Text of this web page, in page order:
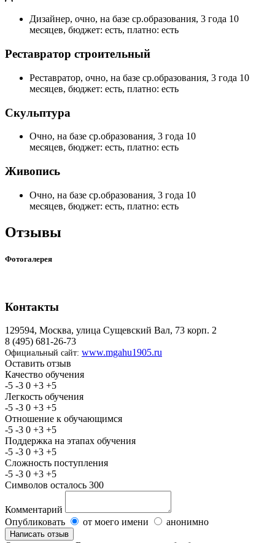
Дизайнер, очно, на базе ср.образования, 3 года 10
месяцев, бюджет: есть, платно: есть
Реставратор строительный
Реставратор, очно, на базе ср.образования, 3 года 10
месяцев, бюджет: есть, платно: есть
Скульптура
Очно, на базе ср.образования, 3 года 10
месяцев, бюджет: есть, платно: есть
Живопись
Очно, на базе ср.образования, 3 года 10
месяцев, бюджет: есть, платно: есть
Отзывы
Фотогалерея
Контакты
129594, Москва, улица Сущевский Вал, 73 корп. 2
8 (495) 681-26-73
Официальный сайт: www.mgahu1905.ru
Оставить отзыв
Качество обучения
-5 -3 0 +3 +5
Легкость обучения
-5 -3 0 +3 +5
Отношение к обучающимся
-5 -3 0 +3 +5
Поддержка на этапах обучения
-5 -3 0 +3 +5
Сложность поступления
-5 -3 0 +3 +5
Символов осталось 300
Комментарий
Опубликовать
от моего имени анонимно